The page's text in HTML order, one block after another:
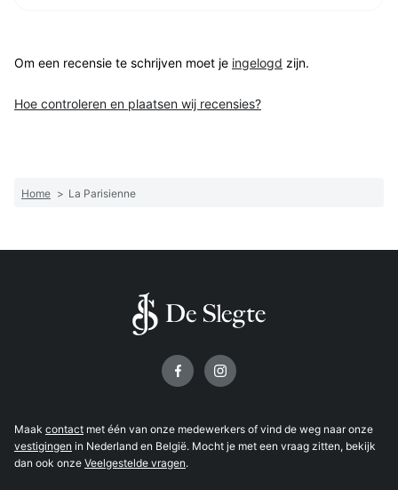
Om een recensie te schrijven moet je ingelogd zijn.
Hoe controleren en plaatsen wij recensies?
Home > La Parisienne
Maak contact met één van onze medewerkers of vind de weg naar onze
vestigingen in Nederland en België. Mocht je met een vraag zitten, bekijk
dan ook onze Veelgestelde vragen.